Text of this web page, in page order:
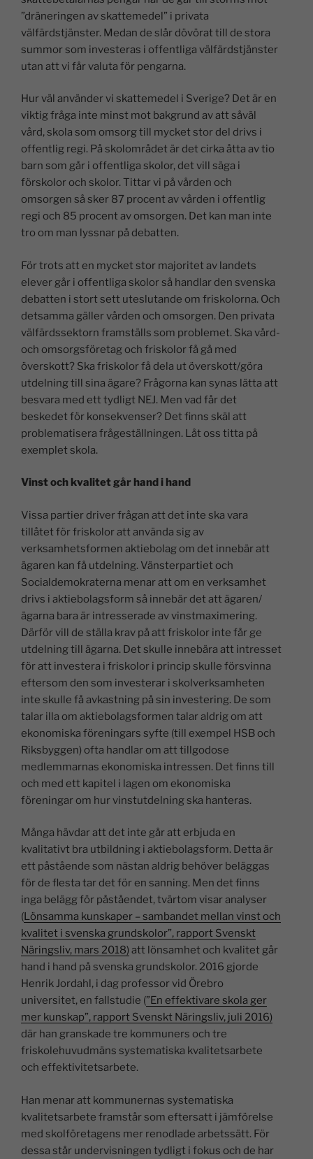
”dräneringen av skattemedel” i privata
välfärdstjänster. Medan de slår dövörat till de stora
summor som investeras i offentliga välfärdstjänster
utan att vi får valuta för pengarna.
Hur väl använder vi skattemedel i Sverige? Det är en
viktig fråga inte minst mot bakgrund av att såväl
vård, skola som omsorg till mycket stor del drivs i
offentlig regi. På skolområdet är det cirka åtta av tio
barn som går i offentliga skolor, det vill säga i
förskolor och skolor. Tittar vi på vården och
omsorgen så sker 87 procent av vården i offentlig
regi och 85 procent av omsorgen. Det kan man inte
tro om man lyssnar på debatten.
För trots att en mycket stor majoritet av landets
elever går i offentliga skolor så handlar den svenska
debatten i stort sett uteslutande om friskolorna. Och
detsamma gäller vården och omsorgen. Den privata
välfärdssektorn framställs som problemet. Ska vård-
och omsorgsföretag och friskolor få gå med
överskott? Ska friskolor få dela ut överskott/göra
utdelning till sina ägare? Frågorna kan synas lätta att
besvara med ett tydligt NEJ. Men vad får det
beskedet för konsekvenser? Det finns skäl att
problematisera frågeställningen. Låt oss titta på
exemplet skola.
Vinst och kvalitet går hand i hand
Vissa partier driver frågan att det inte ska vara
tillåtet för friskolor att använda sig av
verksamhetsformen aktiebolag om det innebär att
ägaren kan få utdelning. Vänsterpartiet och
Socialdemokraterna menar att om en verksamhet
drivs i aktiebolagsform så innebär det att ägaren/
ägarna bara är intresserade av vinstmaximering.
Därför vill de ställa krav på att friskolor inte får ge
utdelning till ägarna. Det skulle innebära att intresset
för att investera i friskolor i princip skulle försvinna
eftersom den som investerar i skolverksamheten
inte skulle få avkastning på sin investering. De som
talar illa om aktiebolagsformen talar aldrig om att
ekonomiska föreningars syfte (till exempel HSB och
Riksbyggen) ofta handlar om att tillgodose
medlemmarnas ekonomiska intressen. Det finns till
och med ett kapitel i lagen om ekonomiska
föreningar om hur vinstutdelning ska hanteras.
Många hävdar att det inte går att erbjuda en
kvalitativt bra utbildning i aktiebolagsform. Detta är
ett påstående som nästan aldrig behöver beläggas
för de flesta tar det för en sanning. Men det finns
inga belägg för påståendet, tvärtom visar analyser
(Lönsamma kunskaper – sambandet mellan vinst och
kvalitet i svenska grundskolor”, rapport Svenskt
Näringsliv, mars 2018) att lönsamhet och kvalitet går
hand i hand på svenska grundskolor. 2016 gjorde
Henrik Jordahl, i dag professor vid Örebro
universitet, en fallstudie (”En effektivare skola ger
mer kunskap”, rapport Svenskt Näringsliv, juli 2016)
där han granskade tre kommuners och tre
friskolehuvudmäns systematiska kvalitetsarbete
och effektivitetsarbete.
Han menar att kommunernas systematiska
kvalitetsarbete framstår som eftersatt i jämförelse
med skolföretagens mer renodlade arbetssätt. För
dessa står undervisningen tydligt i fokus och de har